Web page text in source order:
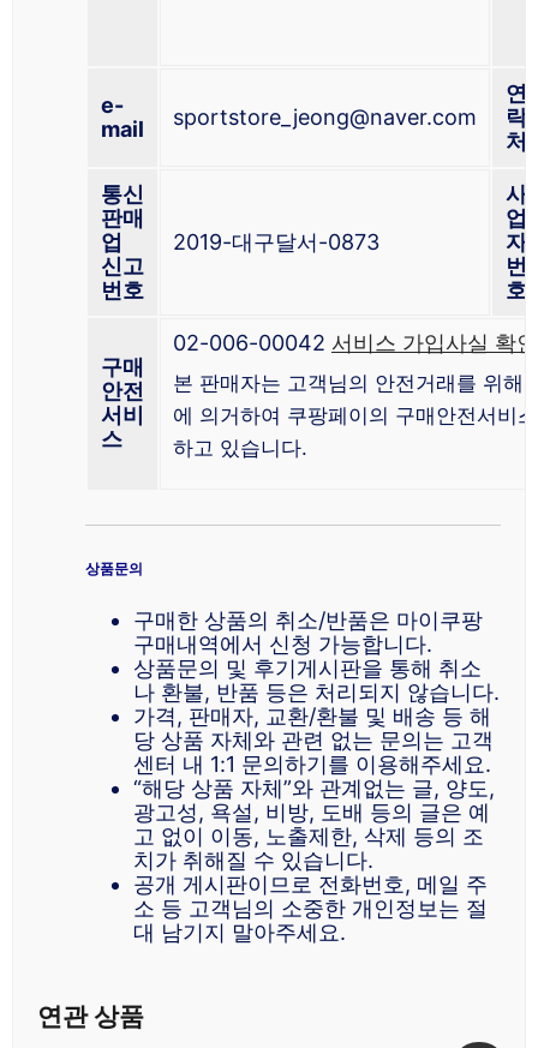
e-
mail
sportstore_jeong@naver.com
연
락
처
통신
판매
업
신고
번호
2019-대구달서-0873
사
업
자
번
호
구매
안전
서비
스
02-006-00042 서비스 가입사실 확
본 판매자는 고객님의 안전거래를 위해
에 의거하여 쿠팡페이의 구매안전서비
하고 있습니다.
상품문의
구매한 상품의 취소/반품은 마이쿠팡
구매내역에서 신청 가능합니다.
상품문의 및 후기게시판을 통해 취소
나 환불, 반품 등은 처리되지 않습니다.
가격, 판매자, 교환/환불 및 배송 등 해
당 상품 자체와 관련 없는 문의는 고객
센터 내 1:1 문의하기를 이용해주세요.
“해당 상품 자체”와 관계없는 글, 양도,
광고성, 욕설, 비방, 도배 등의 글은 예
고 없이 이동, 노출제한, 삭제 등의 조
치가 취해질 수 있습니다.
공개 게시판이므로 전화번호, 메일 주
소 등 고객님의 소중한 개인정보는 절
대 남기지 말아주세요.
연관 상품